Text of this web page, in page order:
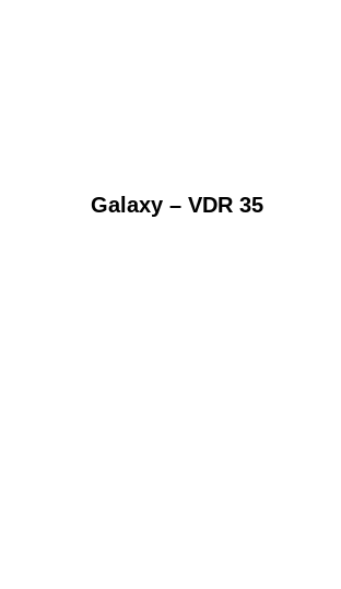
Galaxy – VDR 35